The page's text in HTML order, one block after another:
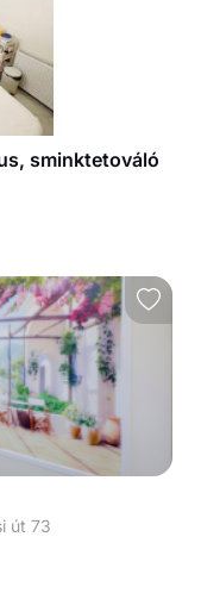
sminktetováló
út 73